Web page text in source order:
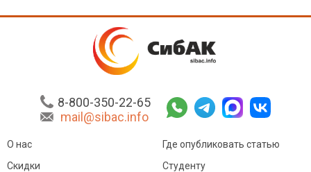
8-800-350-22-65
mail@sibac.info
О нас
Скидки
Где опубликовать статью
Студенту